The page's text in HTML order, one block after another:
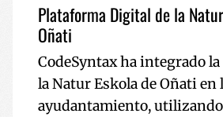
Plataforma Digital de la
Oñati
CodeSyntax ha integrado
la Natur Eskola de Oñati en
ayudantamiento, utilizando